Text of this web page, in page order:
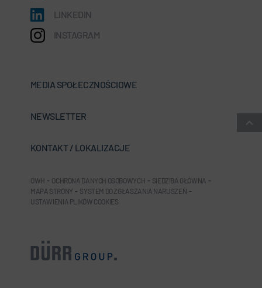
LINKEDIN
INSTAGRAM
MEDIA SPOŁECZNOŚCIOWE
NEWSLETTER
KONTAKT / LOKALIZACJE
OWH - OCHRONA DANYCH OSOBOWYCH - SIEDZIBA GŁÓWNA -
MAPA STRONY - SYSTEM DO ZGŁASZANIA NARUSZEŃ -
USTAWIENIA PLIKÓW COOKIES